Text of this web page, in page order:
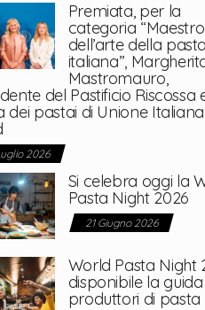
Premiata, per la
categoria “Maestro
dell’arte della pasta
italiana”,
Mastromauro,
del Pastificio Riscossa
dei pastai di Unione Italiana
2026
Si celebra oggi la
Pasta Night 2026
21 Giugno 2026
World Pasta Night
disponibile la
produttori di pasta